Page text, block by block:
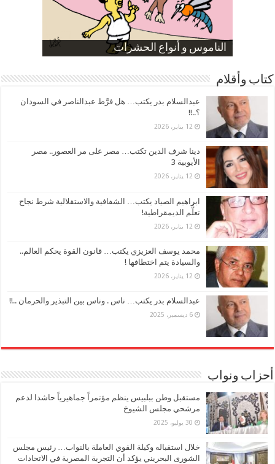
الناموس و أنواع الحشرات
الموظفين بعد ارتفاع الأسعار
ارتفاع نسبة الطلاق في مصر
صورة كاركاتيرية
صورة كاركاتيرية
كتاب وأقلام
عبدالسلام بدر يكتب… هل فرَّط عبدالناصر في السودان
؟..!!
12 يناير، 2026
دينا شرف الدين تكتب… مصر على مر العصور.. مصر
الأيوبية 3
12 يناير، 2026
ابراهيم الصياد يكتب… الشفافية والاستقلالية شرط نجاح
تعلُّم الديمقراطية!
12 يناير، 2026
محمد يوسف العزيزي يكتب… قانون القوة يحكم العالم..
والسيادة يتم اختطافها !
12 يناير، 2026
عبدالسلام بدر يكتب… ناس . وناس بين التبذير والحرمان ..!!
6 ديسمبر، 2025
أحزاب ونواب
مستقبل وطن ببلبيس ينظم مؤتمراً جماهيرياً حاشدا لدعم
مرشحي مجلس الشيوخ
30 يوليو، 2025
خلال استقباله وكيلة القوي العاملة بالنواب… رئيس مجلس
الشورى البحريني يؤكد أن التجربة المصرية في الاتحادات